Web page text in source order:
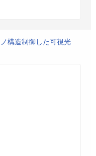
構造制御した可視光